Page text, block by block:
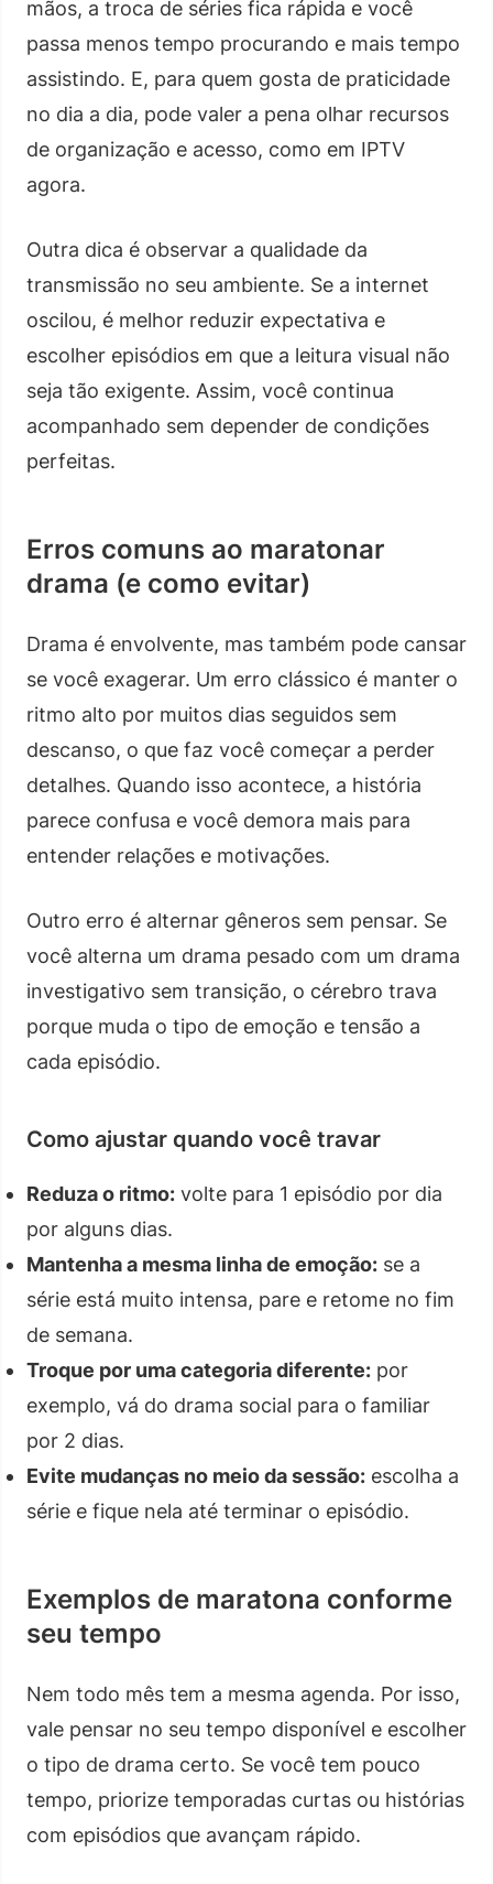
mãos, a troca de séries fica rápida e você
passa menos tempo procurando e mais tempo
assistindo. E, para quem gosta de praticidade
no dia a dia, pode valer a pena olhar recursos
de organização e acesso, como em IPTV
agora.
Outra dica é observar a qualidade da
transmissão no seu ambiente. Se a internet
oscilou, é melhor reduzir expectativa e
escolher episódios em que a leitura visual não
seja tão exigente. Assim, você continua
acompanhado sem depender de condições
perfeitas.
Erros comuns ao maratonar
drama (e como evitar)
Drama é envolvente, mas também pode cansar
se você exagerar. Um erro clássico é manter o
ritmo alto por muitos dias seguidos sem
descanso, o que faz você começar a perder
detalhes. Quando isso acontece, a história
parece confusa e você demora mais para
entender relações e motivações.
Outro erro é alternar gêneros sem pensar. Se
você alterna um drama pesado com um drama
investigativo sem transição, o cérebro trava
porque muda o tipo de emoção e tensão a
cada episódio.
Como ajustar quando você travar
Reduza o ritmo: volte para 1 episódio por dia
por alguns dias.
Mantenha a mesma linha de emoção: se a
série está muito intensa, pare e retome no fim
de semana.
Troque por uma categoria diferente: por
exemplo, vá do drama social para o familiar
por 2 dias.
Evite mudanças no meio da sessão: escolha a
série e fique nela até terminar o episódio.
Exemplos de maratona conforme
seu tempo
Nem todo mês tem a mesma agenda. Por isso,
vale pensar no seu tempo disponível e escolher
o tipo de drama certo. Se você tem pouco
tempo, priorize temporadas curtas ou histórias
com episódios que avançam rápido.